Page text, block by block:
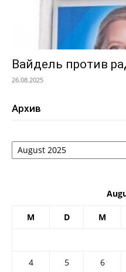
Вайдель против
26.08.2025
Архив
Архив
M D M
4
5 6